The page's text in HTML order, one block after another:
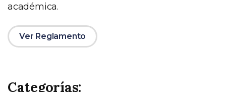
académica.
Ver Reglamento
Categorías: